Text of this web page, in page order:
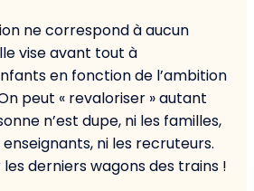
ne correspond à aucun
vise avant tout à
en fonction de l’ambition
peut « revaloriser » autant
n’est dupe, ni les familles,
enseignants, ni les recruteurs.
derniers wagons des trains !